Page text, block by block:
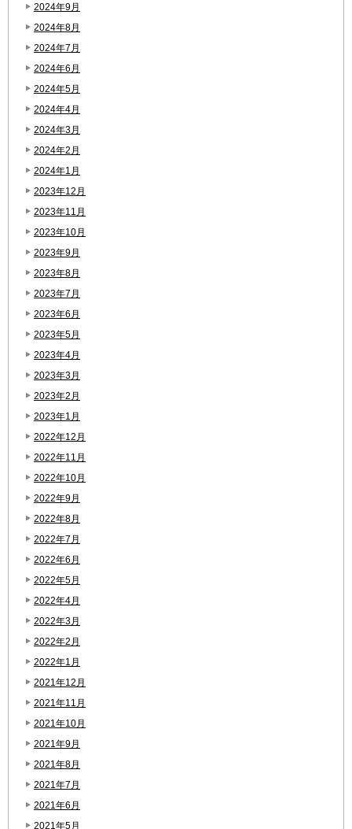
2024年9月
2024年8月
2024年7月
2024年6月
2024年5月
2024年4月
2024年3月
2024年2月
2024年1月
2023年12月
2023年11月
2023年10月
2023年9月
2023年8月
2023年7月
2023年6月
2023年5月
2023年4月
2023年3月
2023年2月
2023年1月
2022年12月
2022年11月
2022年10月
2022年9月
2022年8月
2022年7月
2022年6月
2022年5月
2022年4月
2022年3月
2022年2月
2022年1月
2021年12月
2021年11月
2021年10月
2021年9月
2021年8月
2021年7月
2021年6月
2021年5月